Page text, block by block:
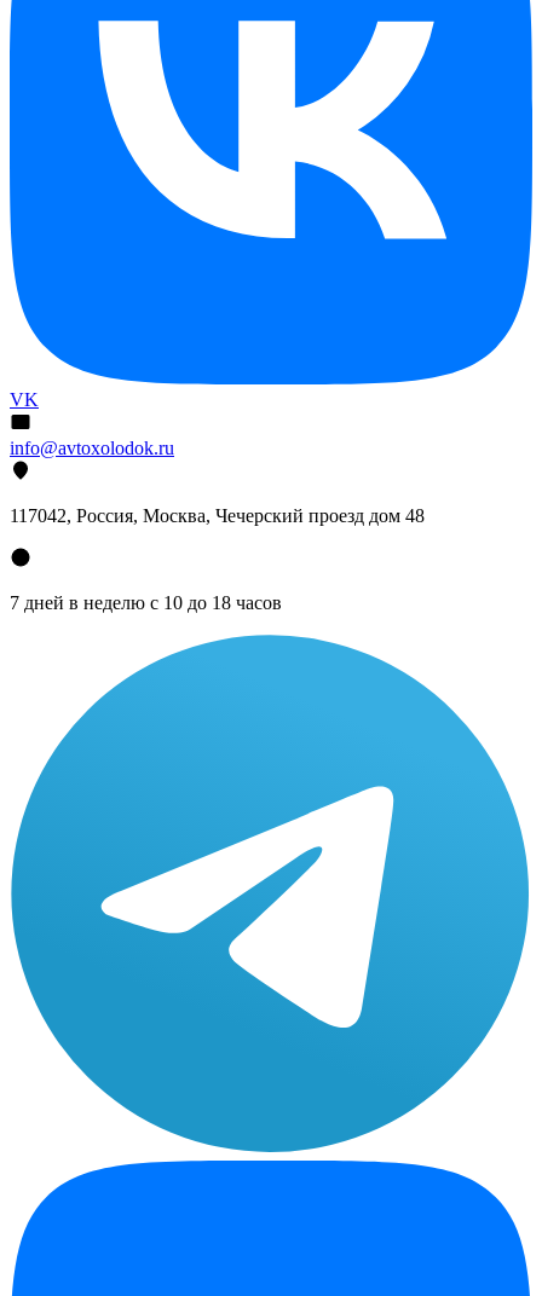
VK
info@avtoxolodok.ru
117042, Россия, Москва, Чечерский проезд дом 48
7 дней в неделю с 10 до 18 часов